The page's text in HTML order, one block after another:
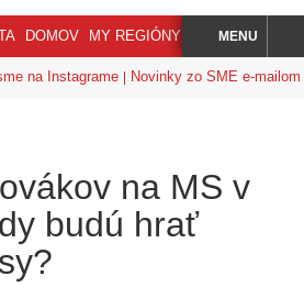
DOMOV MY REGIÓNY KORZÁR
HĽADAJMENU
na Instagrame Novinky zo SME e-mailom
na MS v
budú hrať